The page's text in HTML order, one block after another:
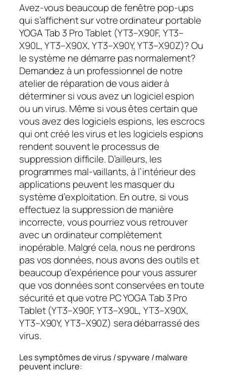
Avez-vous beaucoup de fenêtre pop-ups
qui s’affichent sur votre ordinateur portable
YOGA Tab 3 Pro Tablet (YT3–X90F, YT3–
X90L, YT3–X90X, YT3–X90Y, YT3–X90Z)? Ou
le système ne démarre pas normalement?
Demandez à un professionnel de notre
atelier de réparation de vous aider à
déterminer si vous avez un logiciel espion
ou un virus. Même si vous êtes certain que
vous avez des logiciels espions, les escrocs
qui ont créé les virus et les logiciels espions
rendent souvent le processus de
suppression difficile. D’ailleurs, les
programmes mal-vaillants, à l’intérieur des
applications peuvent les masquer du
système d’exploitation. En outre, si vous
effectuez la suppression de manière
incorrecte, vous pourriez vous retrouver
avec un ordinateur complètement
inopérable. Malgré cela, nous ne perdrons
pas vos données, nous avons des outils et
beaucoup d’expérience pour vous assurer
que vos données sont conservées en toute
sécurité et que votre PC YOGA Tab 3 Pro
Tablet (YT3–X90F, YT3–X90L, YT3–X90X,
YT3–X90Y, YT3–X90Z) sera débarrassé des
virus.
Les symptômes de virus / spyware / malware
peuvent inclure: